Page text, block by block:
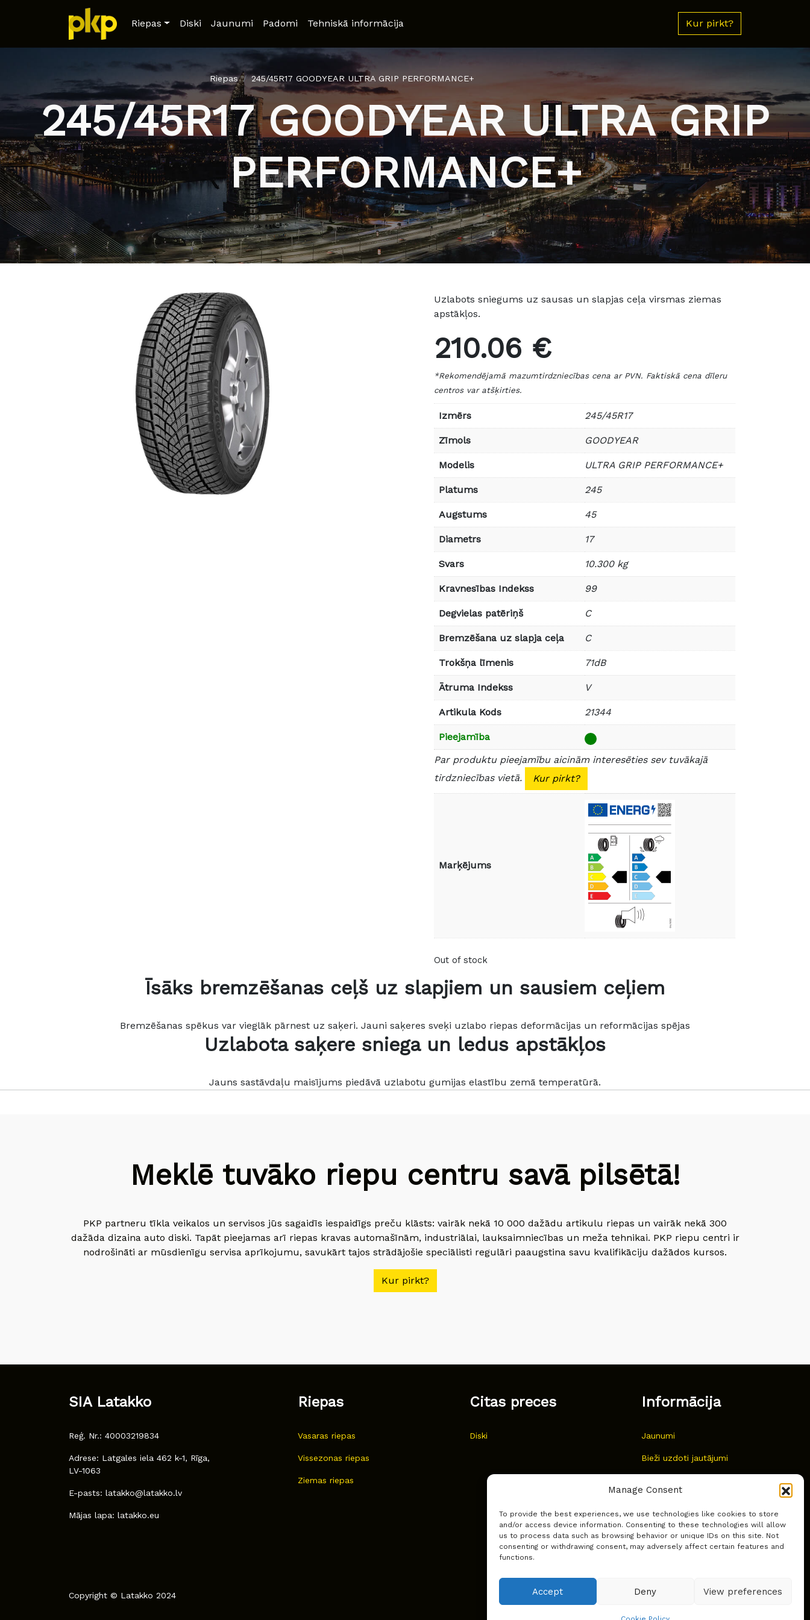
Manage Consent
To provide the best experiences, we use technologies like cookies to store
and/or access device information. Consenting to these technologies will allow
us to process data such as browsing behavior or unique IDs on this site. Not
consenting or withdrawing consent, may adversely affect certain features and
functions.
Accept Deny View preferences
Riepas Diski Jaunumi Padomi Tehniskā informācija Kur pirkt?
Riepas 245/45R17 GOODYEAR ULTRA GRIP PERFORMANCE+
245/45R17 GOODYEAR ULTRA GRIP
PERFORMANCE+
Uzlabots sniegums uz sausas un slapjas ceļa virsmas ziemas
apstākļos.
210.06 €
*Rekomendējamā mazumtirdzniecības cena ar PVN. Faktiskā cena dīleru
centros var atšķirties.
Izmērs 245/45R17
Zīmols GOODYEAR
Modelis ULTRA GRIP PERFORMANCE+
Platums 245
Augstums 45
Diametrs 17
Svars 10.300 kg
Kravnesības Indekss 99
Degvielas patēriņš C
Bremzēšana uz slapja ceļa C
Trokšņa līmenis 71dB
Ātruma Indekss V
Artikula Kods 21344
Pieejamība
Par produktu pieejamību aicinām interesēties sev tuvākajā
tirdzniecības vietā.
Kur pirkt?
Marķējums
Out of stock
Īsāks bremzēšanas ceļš uz slapjiem un sausiem ceļiem
Bremzēšanas spēkus var vieglāk pārnest uz saķeri. Jauni saķeres sveķi uzlabo riepas deformācijas un reformācijas spējas
Uzlabota saķere sniega un ledus apstākļos
Jauns sastāvdaļu maisījums piedāvā uzlabotu gumijas elastību zemā temperatūrā.
Meklē tuvāko riepu centru savā pilsētā!
PKP partneru tīkla veikalos un servisos jūs sagaidīs iespaidīgs preču klāsts: vairāk nekā 10 000 dažādu artikulu riepas un vairāk nekā 300
dažāda dizaina auto diski. Tapāt pieejamas arī riepas kravas automašīnām, industriālai, lauksaimniecības un meža tehnikai. PKP riepu centri ir
nodrošināti ar mūsdienīgu servisa aprīkojumu, savukārt tajos strādājošie speciālisti regulāri paaugstina savu kvalifikāciju dažādos kursos.
Kur pirkt?
SIA Latakko
Reģ. Nr.: 40003219834
Adrese: Latgales iela 462 k-1, Rīga,
LV-1063
E-pasts: latakko@latakko.lv
Mājas lapa: latakko.eu
Riepas
Vasaras riepas
Vissezonas riepas
Ziemas riepas
Citas preces
Diski
Informācija
Jaunumi
Bieži uzdoti jautājumi
Copyright © Latakko 2024